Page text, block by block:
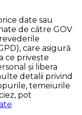
date sau
de către GOV
care asigură
ce privește
și libera
detalii privind
temeiurile
pot